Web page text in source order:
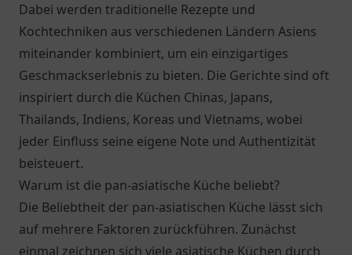
Dabei werden traditionelle Rezepte und
Kochtechniken aus verschiedenen Ländern Asiens
miteinander kombiniert, um ein einzigartiges
Geschmackserlebnis zu bieten. Die Gerichte sind oft
inspiriert durch die Küchen Chinas, Japans,
Thailands, Indiens, Koreas und Vietnams, wobei
jeder Einfluss seine eigene Note und Authentizität
beisteuert.
Warum ist die pan-asiatische Küche beliebt?
Die Beliebtheit der pan-asiatischen Küche lässt sich
auf mehrere Faktoren zurückführen. Zunächst
einmal zeichnen sich viele asiatische Küchen durch